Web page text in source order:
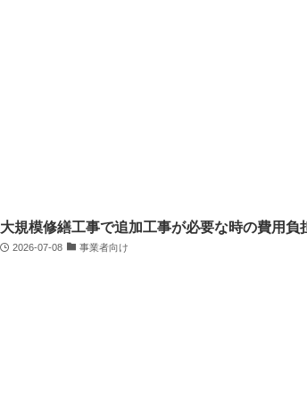
大規模修繕工事で追加工事が必要な時の費用負
2026-07-08 事業者向け